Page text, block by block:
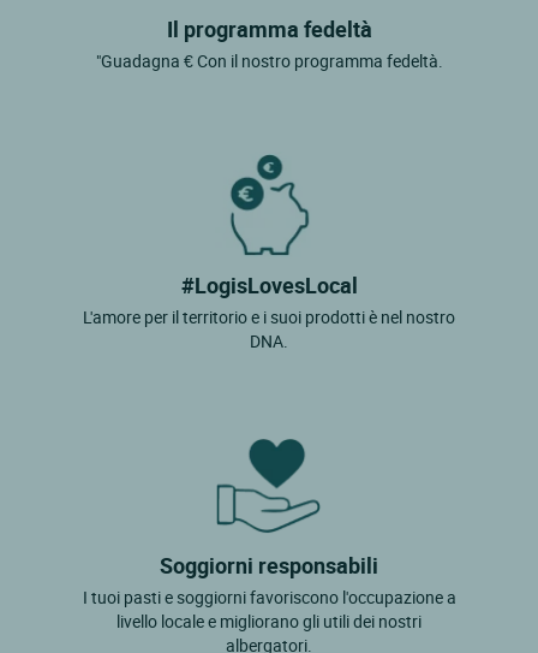
Il programma fedeltà
"Guadagna € Con il nostro programma fedeltà.
#LogisLovesLocal
L'amore per il territorio e i suoi prodotti è nel nostro
DNA.
Soggiorni responsabili
I tuoi pasti e soggiorni favoriscono l'occupazione a
livello locale e migliorano gli utili dei nostri
albergatori.